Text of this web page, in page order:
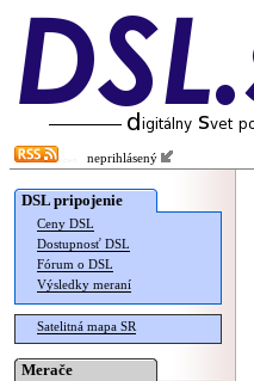
neprihlásený
DSL pripojenie
Ceny DSL
Dostupnosť DSL
Fórum o DSL
Výsledky meraní
Satelitná mapa SR
Merače